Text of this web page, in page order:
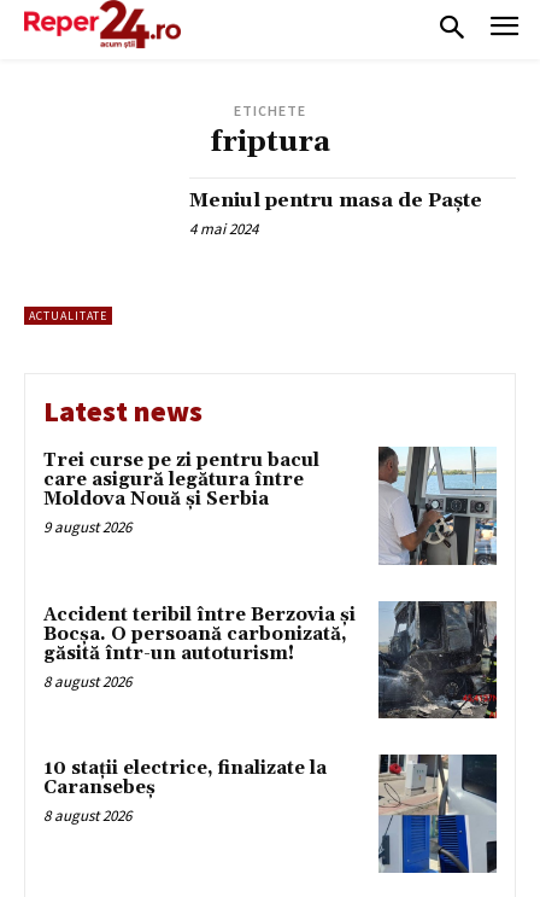
ETICHETE
friptura
ACTUALITATE
Meniul pentru masa de Paște
4 mai 2024
Latest news
Trei curse pe zi pentru bacul
care asigură legătura între
Moldova Nouă și Serbia
9 august 2026
Accident teribil între Berzovia și
Bocșa. O persoană carbonizată,
găsită într-un autoturism!
8 august 2026
10 stații electrice, finalizate la
Caransebeș
8 august 2026